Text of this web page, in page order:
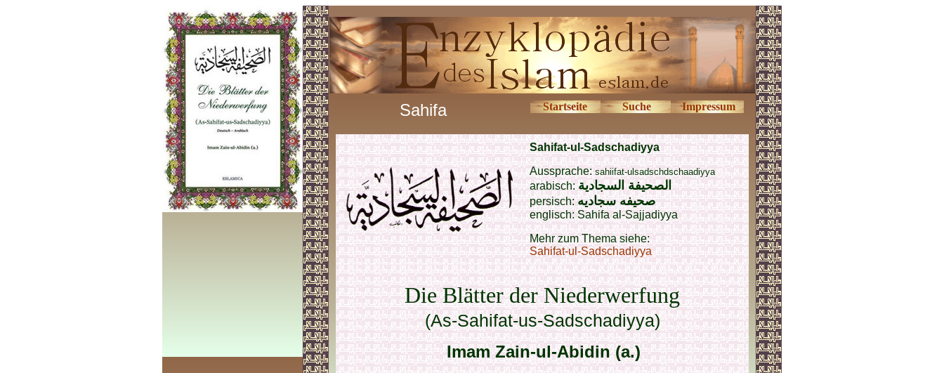
Sahifa Startseite Suche Impressum
Sahifat-ul-Sadschadiyya
Aussprache:sahiifat-ulsadschdschaadiyya
arabisch:الصحيفة السجادية
persisch:صحیفه سجادیه
englisch:Sahifa al-Sajjadiyya
Mehr zum Thema siehe:
Sahifat-ul-Sadschadiyya
Die Blätter der Niederwerfung
(As-Sahifat-us-Sadschadiyya)
Imam Zain-ul-Abidin (a.)